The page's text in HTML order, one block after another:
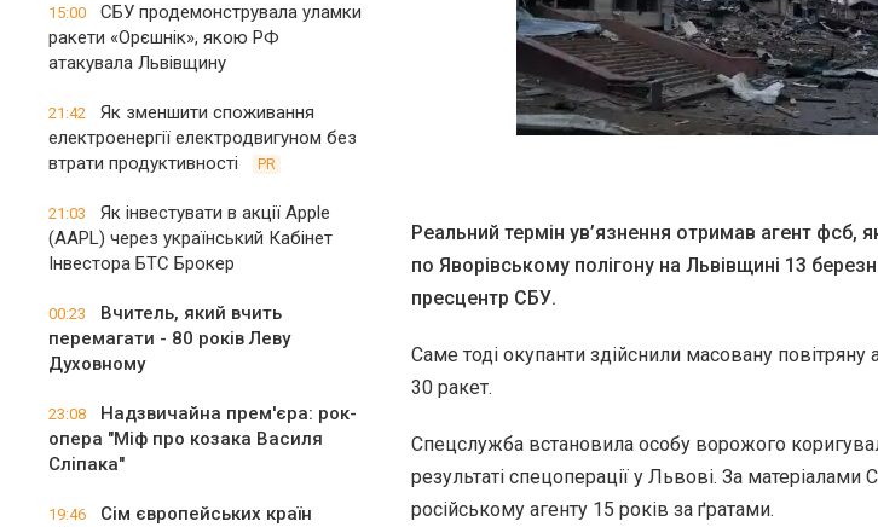
15:00
СБУ продемонструвала уламки
ракети «Орєшнік», якою РФ
атакувала Львівщину
21:42
Як зменшити споживання
електроенергії електродвигуном без
втрати продуктивності
PR
21:03
Як інвестувати в акції Apple
(AAPL) через український Кабінет
Інвестора БТС Брокер
00:23
Вчитель, який вчить
перемагати - 80 років Леву
Духовному
23:08
Надзвичайна прем'єра: рок-
опера "Міф про козака Василя
Сліпака"
19:46
Сім європейських країн
Реальний термін ув’язнення отримав агент фсб,
по Яворівському полігону на Львівщині 13
пресцентр СБУ.
Саме тоді окупанти здійснили масовану
30 ракет.
Спецслужба встановила особу ворожого
результаті спецоперації у Львові. За
російському агенту 15 років за ґратами.